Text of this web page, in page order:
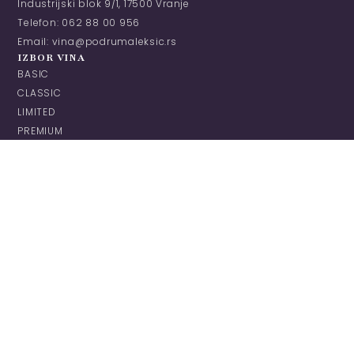
Industrijski blok 9/1, 17500 Vranje
Telefon: 062 88 00 956
Email: vina@podrumaleksic.rs
IZBOR VINA
BASIC
CLASSIC
LIMITED
PREMIUM